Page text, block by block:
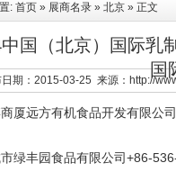
: 首页 » 展商名录 » 北京 » 正文
中国（北京）国际乳
国
日期：2015-03-25 来源：http://
厦远方有机食品开发有限公
绿丰园食品有限公司+86-